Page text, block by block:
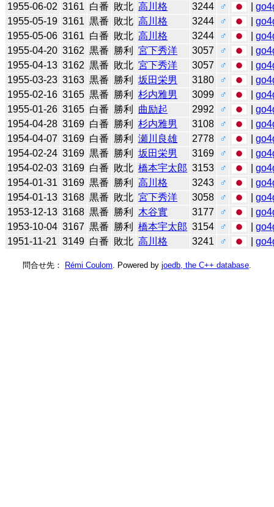
1955-06-02 3161 白番 敗北 高川格 3244 ♂ |
1955-05-19 3161 黒番 敗北 高川格 3244 ♂ |
1955-05-06 3161 白番 敗北 高川格 3244 ♂ |
1955-04-20 3162 黒番 勝利 宮下秀洋 3057 ♂ |
1955-04-13 3162 黒番 敗北 宮下秀洋 3057 ♂ |
1955-03-23 3163 黒番 勝利 坂田栄男 3180 ♂ |
1955-02-16 3165 黒番 勝利 杉内雅男 3099 ♂ |
1955-01-26 3165 白番 勝利 曲励起 2992 ♂ |
1954-04-28 3169 白番 勝利 杉内雅男 3108 ♂ |
1954-04-07 3169 白番 勝利 瀬川良雄 2778 ♂ |
1954-02-24 3169 黒番 勝利 坂田栄男 3169 ♂ |
1954-02-03 3169 白番 敗北 橋本宇太郎 3153 ♂ |
1954-01-31 3169 黒番 勝利 高川格 3243 ♂ |
1954-01-13 3168 黒番 敗北 宮下秀洋 3058 ♂ |
1953-12-13 3168 黒番 勝利 木谷實 3177 ♂ |
1953-10-04 3167 黒番 勝利 橋本宇太郎 3154 ♂ |
1951-11-21 3149 白番 敗北 高川格 3241 ♂ |
問合せ先： Rémi Coulom . Powered by joedb, the C++ database